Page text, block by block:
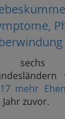
sechs
mehr
Jahr zuvor.